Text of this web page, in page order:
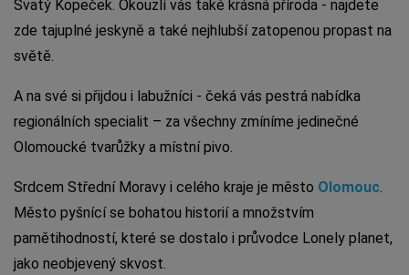
Svatý Kopeček. Okouzlí vás také krásná příroda - najdete
zde tajuplné jeskyně a také nejhlubší zatopenou propast na
světě.
A na své si přijdou i labužníci - čeká vás pestrá nabídka
regionálních specialit – za všechny zmíníme jedinečné
Olomoucké tvarůžky a místní pivo.
Srdcem Střední Moravy i celého kraje je město Olomouc.
Město pyšnící se bohatou historií a množstvím
pamětihodností, které se dostalo i průvodce Lonely planet,
jako neobjevený skvost.